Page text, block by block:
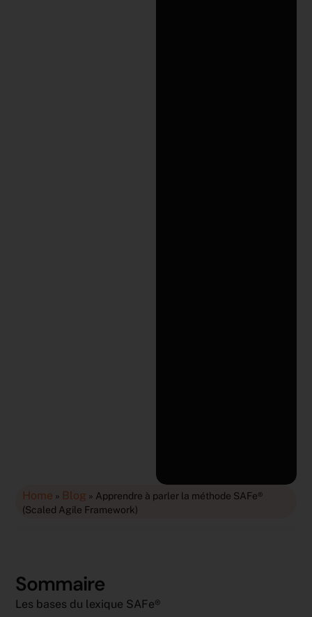
Home » Blog » Apprendre à parler la méthode SAFe®
(Scaled Agile Framework)
Sommaire
Les bases du lexique SAFe®